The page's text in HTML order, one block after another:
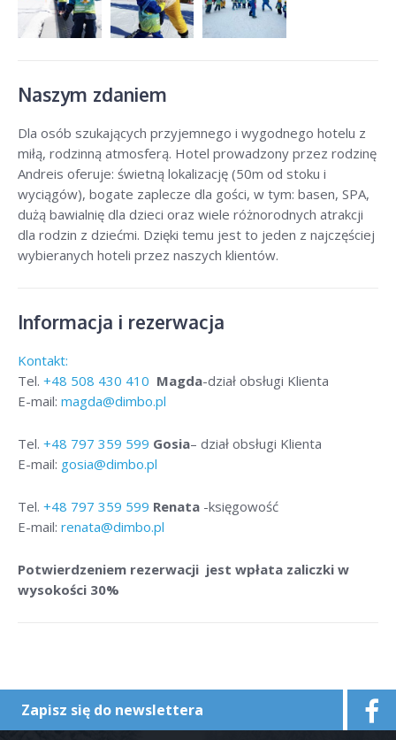
Naszym zdaniem
Dla osób szukających przyjemnego i wygodnego hotelu z
miłą, rodzinną atmosferą. Hotel prowadzony przez rodzinę
Andreis oferuje: świetną lokalizację (50m od stoku i
wyciągów), bogate zaplecze dla gości, w tym: basen, SPA,
dużą bawialnię dla dzieci oraz wiele różnorodnych atrakcji
dla rodzin z dziećmi. Dzięki temu jest to jeden z najczęściej
wybieranych hoteli przez naszych klientów.
Informacja i rezerwacja
Kontakt:
Tel. +48 508 430 410 Magda-dział obsługi Klienta
E-mail: magda@dimbo.pl
Tel. +48 797 359 599 Gosia– dział obsługi Klienta
E-mail: gosia@dimbo.pl
Tel. +48 797 359 599 Renata -księgowość
E-mail: renata@dimbo.pl
Potwierdzeniem rezerwacji jest wpłata zaliczki w
wysokości 30%
Zapisz się do newslettera